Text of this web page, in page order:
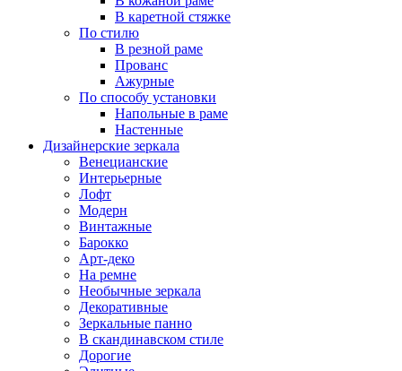
В каретной стяжке
По стилю
В резной раме
Прованс
Ажурные
По способу установки
Напольные в раме
Настенные
Дизайнерские зеркала
Венецианские
Интерьерные
Лофт
Модерн
Винтажные
Барокко
Арт-деко
На ремне
Необычные зеркала
Декоративные
Зеркальные панно
В скандинавском стиле
Дорогие